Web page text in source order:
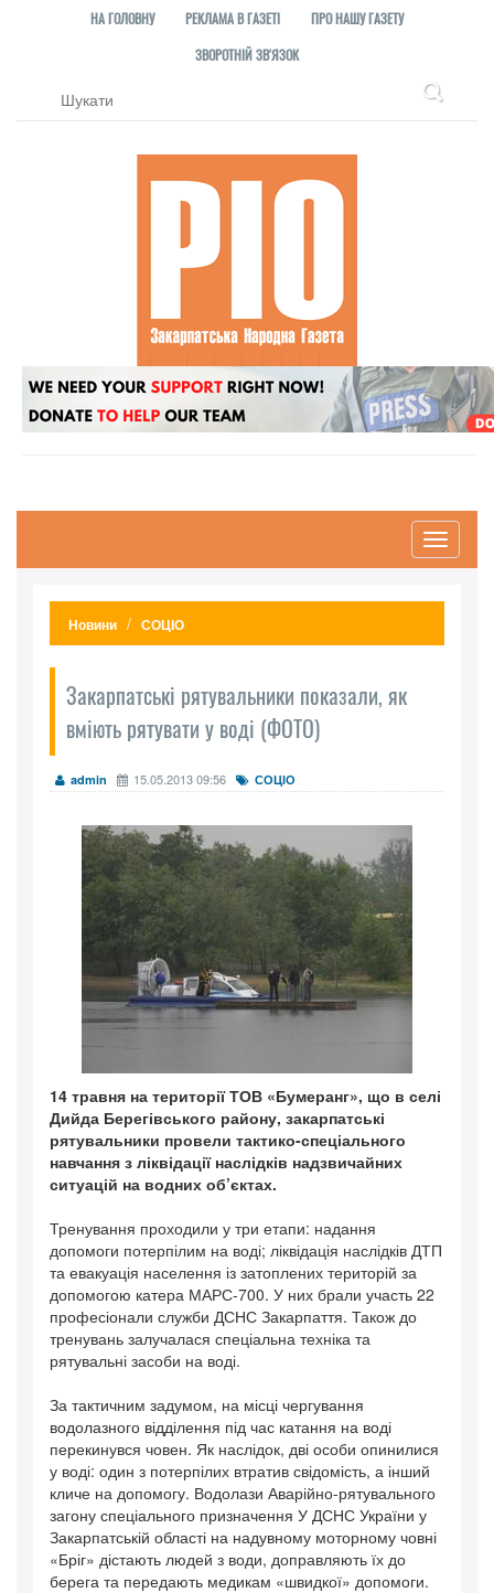
НА ГОЛОВНУ РЕКЛАМА В ГАЗЕТІ
ПРО НАШУ ГАЗЕТУ
ЗВОРОТНІЙ ЗВ'ЯЗОК
Toggle
Новини СОЦІО
Закарпатські рятувальники показали, як
вміють рятувати у воді (ФОТО)
admin 15.05.2013 09:56 СОЦІО
14 травня на території ТОВ «Бумеранг», що в селі
Дийда Берегівського району, закарпатські
рятувальники провели тактико-спеціального
навчання з ліквідації наслідків надзвичайних
ситуацій на водних об’єктах.
Тренування проходили у три етапи: надання
допомоги потерпілим на воді; ліквідація наслідків ДТП
та евакуація населення із затоплених територій за
допомогою катера МАРС-700. У них брали участь 22
професіонали служби ДСНС Закарпаття. Також до
тренувань залучалася спеціальна техніка та
рятувальні засоби на воді.
За тактичним задумом, на місці чергування
водолазного відділення під час катання на воді
перекинувся човен. Як наслідок, дві особи опинилися
у воді: один з потерпілих втратив свідомість, а інший
кличе на допомогу. Водолази Аварійно-рятувального
загону спеціального призначення У ДСНС України у
Закарпатській області на надувному моторному човні
«Бріг» дістають людей з води, доправляють їх до
берега та передають медикам «швидкої» допомоги.